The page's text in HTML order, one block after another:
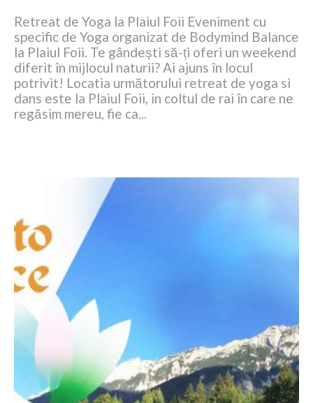
Retreat de Yoga la Plaiul Foii Eveniment cu
specific de Yoga organizat de Bodymind Balance
la Plaiul Foii. Te gândești să-ți oferi un weekend
diferit în mijlocul naturii? Ai ajuns în locul
potrivit! Locatia următorului retreat de yoga si
dans este la Plaiul Foii, in coltul de rai în care ne
regăsim mereu, fie ca...